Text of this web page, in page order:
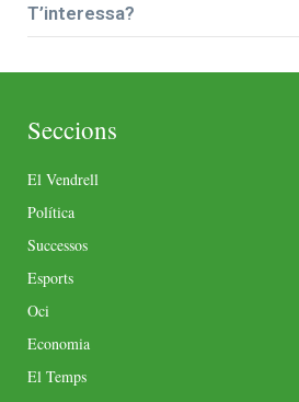
T’interessa?
Seccions
El Vendrell
Política
Successos
Esports
Oci
Economia
El Temps